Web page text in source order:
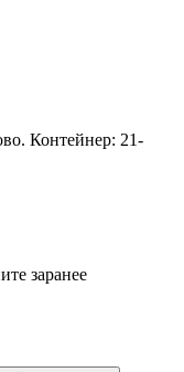
Контейнер: 21-
заранее